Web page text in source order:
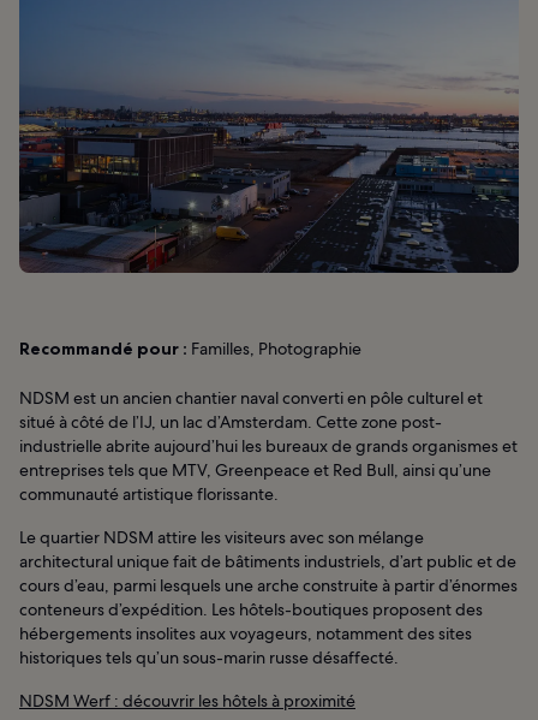
Recommandé pour : Familles, Photographie
NDSM est un ancien chantier naval converti en pôle culturel et
situé à côté de l’IJ, un lac d’Amsterdam. Cette zone post-
industrielle abrite aujourd’hui les bureaux de grands organismes et
entreprises tels que MTV, Greenpeace et Red Bull, ainsi qu’une
communauté artistique florissante.
Le quartier NDSM attire les visiteurs avec son mélange
architectural unique fait de bâtiments industriels, d’art public et de
cours d’eau, parmi lesquels une arche construite à partir d’énormes
conteneurs d’expédition. Les hôtels-boutiques proposent des
hébergements insolites aux voyageurs, notamment des sites
historiques tels qu’un sous-marin russe désaffecté.
NDSM Werf : découvrir les hôtels à proximité